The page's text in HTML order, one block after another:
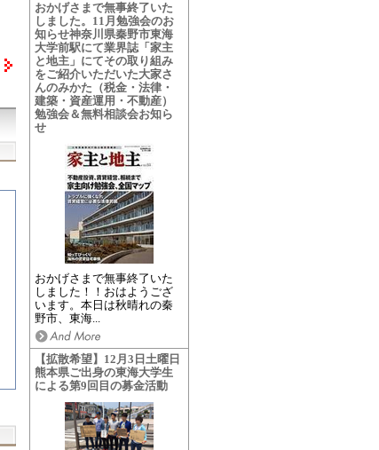
おかげさまで無事終了いた
しました。11月勉強会のお
知らせ神奈川県秦野市東海
大学前駅にて業界誌「家主
と地主」にてその取り組み
をご紹介いただいた大家さ
んのみかた（税金・法律・
建築・資産運用・不動産）
勉強会＆無料相談会お知ら
せ
おかげさまで無事終了いた
しました！！おはようござ
います。本日は秋晴れの秦
野市、東海...
【拡散希望】12月3日土曜日
熊本県ご出身の東海大学生
による第9回目の募金活動